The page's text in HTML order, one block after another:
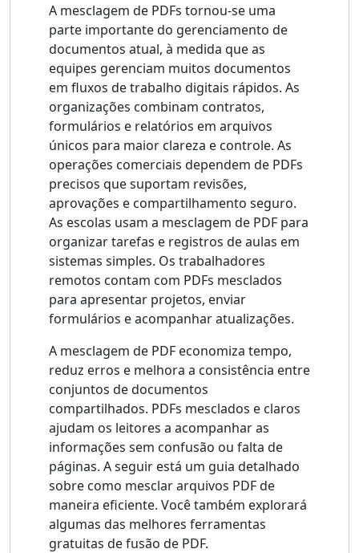
A mesclagem de PDFs tornou-se uma
parte importante do gerenciamento de
documentos atual, à medida que as
equipes gerenciam muitos documentos
em fluxos de trabalho digitais rápidos. As
organizações combinam contratos,
formulários e relatórios em arquivos
únicos para maior clareza e controle. As
operações comerciais dependem de PDFs
precisos que suportam revisões,
aprovações e compartilhamento seguro.
As escolas usam a mesclagem de PDF para
organizar tarefas e registros de aulas em
sistemas simples. Os trabalhadores
remotos contam com PDFs mesclados
para apresentar projetos, enviar
formulários e acompanhar atualizações.
A mesclagem de PDF economiza tempo,
reduz erros e melhora a consistência entre
conjuntos de documentos
compartilhados. PDFs mesclados e claros
ajudam os leitores a acompanhar as
informações sem confusão ou falta de
páginas. A seguir está um guia detalhado
sobre como mesclar arquivos PDF de
maneira eficiente. Você também explorará
algumas das melhores ferramentas
gratuitas de fusão de PDF.